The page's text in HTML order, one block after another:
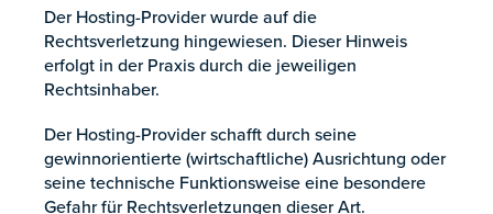
Der Hosting-Provider wurde auf die
Rechtsverletzung hingewiesen. Dieser Hinweis
erfolgt in der Praxis durch die jeweiligen
Rechtsinhaber.
Der Hosting-Provider schafft durch seine
gewinnorientierte (wirtschaftliche) Ausrichtung oder
seine technische Funktionsweise eine besondere
Gefahr für Rechtsverletzungen dieser Art.